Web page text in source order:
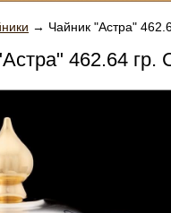
→ Чайник "Астра"
462.64 гр.